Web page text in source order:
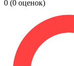
0 (0 оценок)